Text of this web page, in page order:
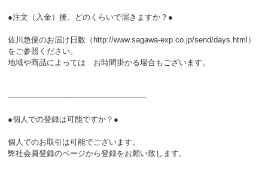
●注文（入金）後、どのくらいで届きますか？●
佐川急便のお届け日数（http://www.sagawa-exp.co.jp/send/days.html）
をご参照ください。
地域や商品によっては お時間掛かる場合もございます。
----------------------------------------------------------
●個人での登録は可能ですか？●
個人でのお取引は可能でございます。
弊社会員登録のページから登録をお願い致します。